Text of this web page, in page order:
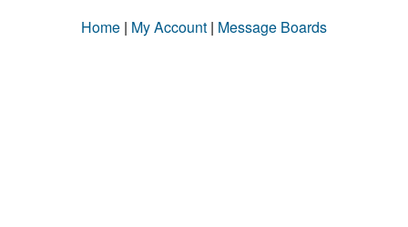
Home | My Account | Message Boards